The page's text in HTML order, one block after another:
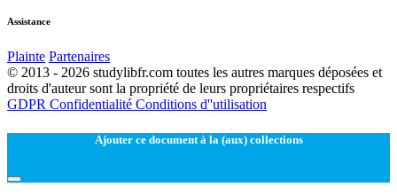
Assistance
Plainte Partenaires
© 2013 - 2026 studylibfr.com toutes les autres marques déposées et
droits d'auteur sont la propriété de leurs propriétaires respectifs
GDPR Confidentialité Conditions d''utilisation
Ajouter ce document à la (aux) collections